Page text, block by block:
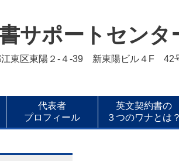
サポートセンタ
東区東陽２-４-39 新東陽ビル４F 42
代表者
プロフィール
英文契約書の
３つのワナとは？